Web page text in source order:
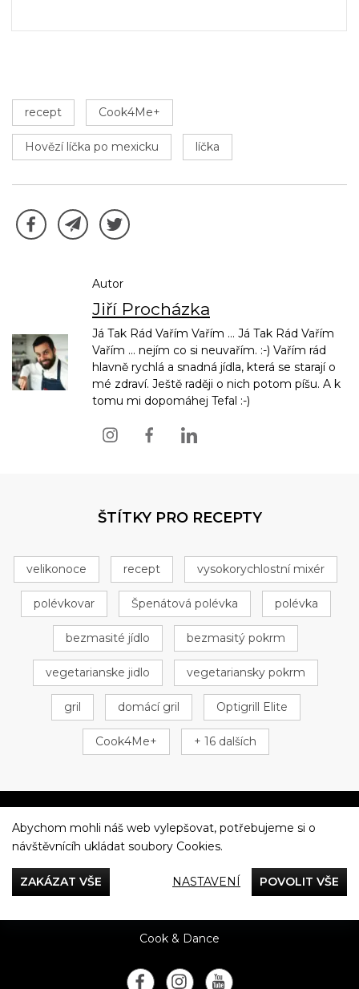
recept Cook4Me+
Hovězí líčka po mexicku líčka
Autor
Jiří Procházka
Já Tak Rád Vařím Vařím ... Já Tak Rád Vařím
Vařím ... nejím co si neuvařím. :-) Vařím rád
hlavně rychlá a snadná jídla, která se starají o
mé zdraví. Ještě raději o nich potom píšu. A k
tomu mi dopomáhej Tefal :-)
ŠTÍTKY PRO RECEPTY
velikonoce recept vysokorychlostní mixér
polévkovar Špenátová polévka polévka
bezmasité jídlo bezmasitý pokrm
vegetarianske jidlo vegetariansky pokrm
gril domácí gril Optigrill Elite
Cook4Me+ + 16 dalších
Večeříme společně
Cook & Dance
Abychom mohli náš web vylepšovat, potřebujeme si o
návštěvnícíh ukládat soubory Cookies.
ZAKÁZAT VŠE NASTAVENÍ POVOLIT VŠE